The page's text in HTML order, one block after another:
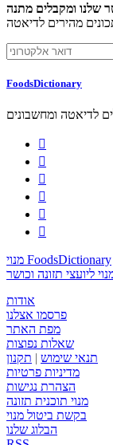
שלנו ומקבלים מתנה
FoodsDictionary
לדיאטה ומחשבונים






מנוי FoodsDictionary
ליועצי תזונה וכושר
אודות
פרסמו אצלנו
מפת האתר
שאלות נפוצות
תנאי שימוש | תקנון
מדיניות פרטיות
הצהרת נגישות
מנוי תוכנית תזונה
בקשת ביטול מנוי
הבלוג שלנו